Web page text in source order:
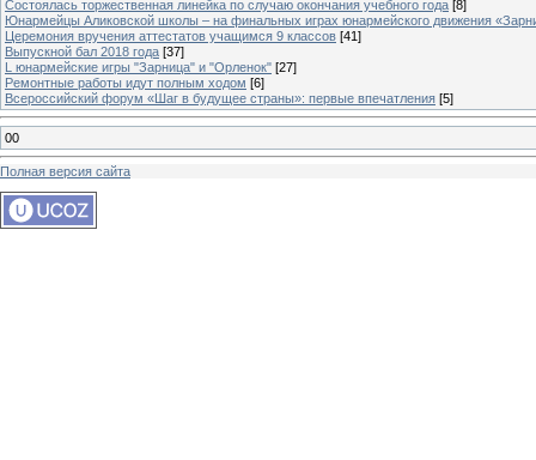
Cостоялась торжественная линейка по случаю окончания учебного года [8]
Юнармейцы Аликовской школы – на финальных играх юнармейского движения
Церемония вручения аттестатов учащимся 9 классов [41]
Выпускной бал 2018 года [37]
L юнармейские игры "Зарница" и "Орленок" [27]
Ремонтные работы идут полным ходом [6]
Всероссийский форум «Шаг в будущее страны»: первые впечатления [5]
00
Полная версия сайта